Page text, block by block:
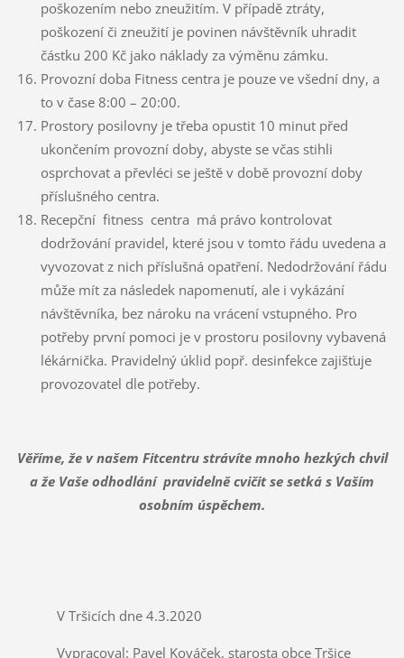
poškozením nebo zneužitím. V případě ztráty,
poškození či zneužití je povinen návštěvník uhradit
částku 200 Kč jako náklady za výměnu zámku.
Provozní doba Fitness centra je pouze ve všední dny, a
to v čase 8:00 – 20:00.
Prostory posilovny je třeba opustit 10 minut před
ukončením provozní doby, abyste se včas stihli
osprchovat a převléci se ještě v době provozní doby
příslušného centra.
Recepční fitness centra má právo kontrolovat
dodržování pravidel, které jsou v tomto řádu uvedena a
vyvozovat z nich příslušná opatření. Nedodržování řádu
může mít za následek napomenutí, ale i vykázání
návštěvníka, bez nároku na vrácení vstupného. Pro
potřeby první pomoci je v prostoru posilovny vybavená
lékárnička. Pravidelný úklid popř. desinfekce zajišťuje
provozovatel dle potřeby.
Věříme, že v našem Fitcentru strávíte mnoho hezkých chvil
a že Vaše odhodlání pravidelně cvičit se setká s Vaším
osobním úspěchem.
V Tršicích dne 4.3.2020
Vypracoval: Pavel Kováček, starosta obce Tršice